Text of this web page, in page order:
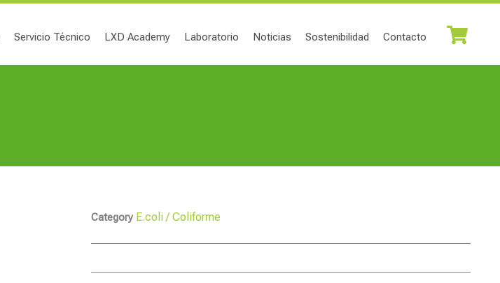
Servicio Técnico LXD Academy Laboratorio Noticias Sostenibilidad Contacto
Category E.coli / Coliforme